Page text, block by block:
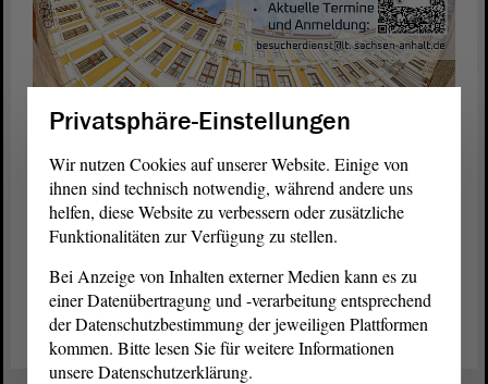
Privatsphäre-Einstellungen
Wir nutzen Cookies auf unserer Website. Einige von
ihnen sind technisch notwendig, während andere uns
helfen, diese Website zu verbessern oder zusätzliche
Funktionalitäten zur Verfügung zu stellen.
Bei Anzeige von Inhalten externer Medien kann es zu
einer Datenübertragung und -verarbeitung entsprechend
der Datenschutzbestimmung der jeweiligen Plattformen
kommen. Bitte lesen Sie für weitere Informationen
unsere Datenschutzerklärung.